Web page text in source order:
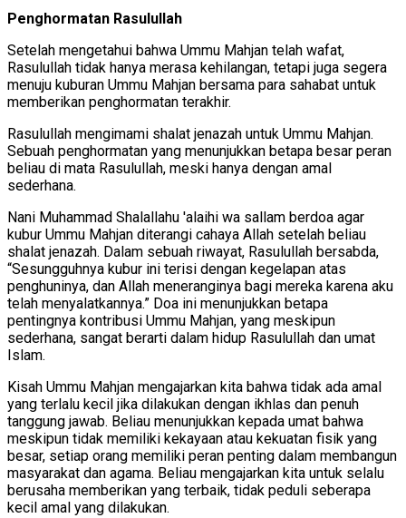
Penghormatan Rasulullah
Setelah mengetahui bahwa Ummu Mahjan telah wafat,
Rasulullah tidak hanya merasa kehilangan, tetapi juga segera
menuju kuburan Ummu Mahjan bersama para sahabat untuk
memberikan penghormatan terakhir.
Rasulullah mengimami shalat jenazah untuk Ummu Mahjan.
Sebuah penghormatan yang menunjukkan betapa besar peran
beliau di mata Rasulullah, meski hanya dengan amal
sederhana.
Nani Muhammad Shalallahu 'alaihi wa sallam berdoa agar
kubur Ummu Mahjan diterangi cahaya Allah setelah beliau
shalat jenazah. Dalam sebuah riwayat, Rasulullah bersabda,
“Sesungguhnya kubur ini terisi dengan kegelapan atas
penghuninya, dan Allah meneranginya bagi mereka karena aku
telah menyalatkannya.” Doa ini menunjukkan betapa
pentingnya kontribusi Ummu Mahjan, yang meskipun
sederhana, sangat berarti dalam hidup Rasulullah dan umat
Islam.
Kisah Ummu Mahjan mengajarkan kita bahwa tidak ada amal
yang terlalu kecil jika dilakukan dengan ikhlas dan penuh
tanggung jawab. Beliau menunjukkan kepada umat bahwa
meskipun tidak memiliki kekayaan atau kekuatan fisik yang
besar, setiap orang memiliki peran penting dalam membangun
masyarakat dan agama. Beliau mengajarkan kita untuk selalu
berusaha memberikan yang terbaik, tidak peduli seberapa
kecil amal yang dilakukan.